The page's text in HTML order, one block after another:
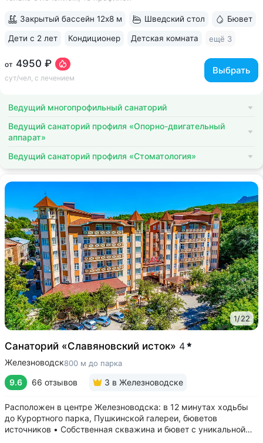
от 4950 ₽
сут/чел, с лечением
Выбрать
Закрытый бассейн 12х8 м Шведский стол Бювет
Дети с 2 лет Кондиционер Детская комната ещё 3
Ведущий многопрофильный санаторий
Ведущий санаторий профиля «Опорно-двигательный
аппарат»
Ведущий санаторий профиля «Стоматология»
1/22
Санаторий «Славяновский исток» 4
Железноводск800 м до парка
9.6 66 отзывов 3 в Железноводске
Расположен в центре Железноводска: в 12 минутах ходьбы
до Курортного парка, Пушкинской галереи, бюветов
источников • Собственная скважина и бювет с уникальной